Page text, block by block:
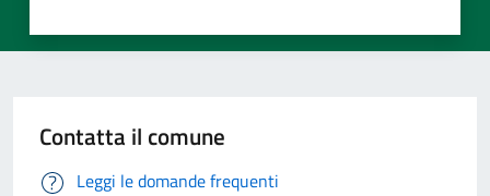
Contatta il comune
Leggi le domande frequenti